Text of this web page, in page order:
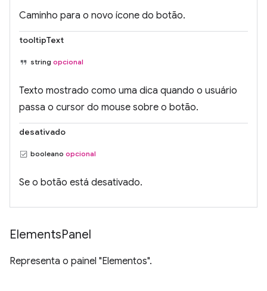
Caminho para o novo ícone do botão.
tooltipText
string opcional
Texto mostrado como uma dica quando o usuário
passa o cursor do mouse sobre o botão.
desativado
booleano opcional
Se o botão está desativado.
ElementsPanel
Representa o painel "Elementos".